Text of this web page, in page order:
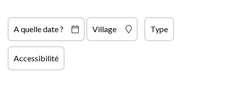
A quelle date ? Village Type
Accessibilité